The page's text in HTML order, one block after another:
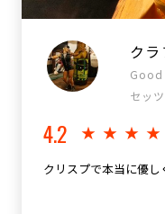
ク
Good
セッツ
4.2
クリスプで本当に優し